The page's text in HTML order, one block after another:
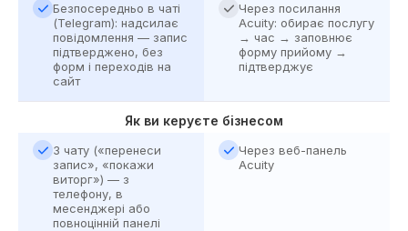
Безпосередньо в чаті
(Telegram): надсилає
повідомлення — запис
підтверджено, без
форм і переходів на
сайт
Через посилання
Acuity: обирає послугу
→ час → заповнює
форму прийому →
підтверджує
Як ви керуєте бізнесом
З чату («перенеси
запис», «покажи
виторг») — з
телефону, в
месенджері або
повноцінній панелі
Через веб-панель
Acuity